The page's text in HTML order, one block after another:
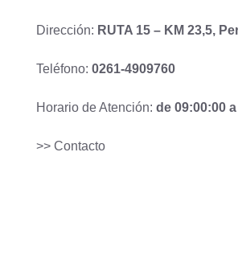
Dirección: RUTA 15 – KM 23,5,
Teléfono: 0261-4909760
Horario de Atención: de 09:00:00
>> Contacto